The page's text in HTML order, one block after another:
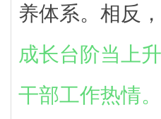
养体系。相反，
成长台阶当上
干部工作热情。